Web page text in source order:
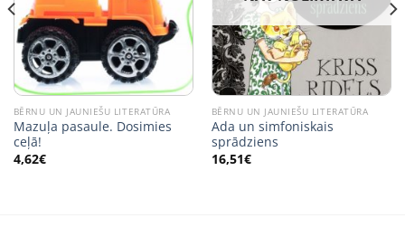
BĒRNU UN JAUNIEŠU LITERATŪRA
Mazuļa pasaule. Dosimies
ceļā!
4,62€
BĒRNU UN JAUNIEŠU LITERATŪRA
Ada un simfoniskais
sprādziens
16,51€